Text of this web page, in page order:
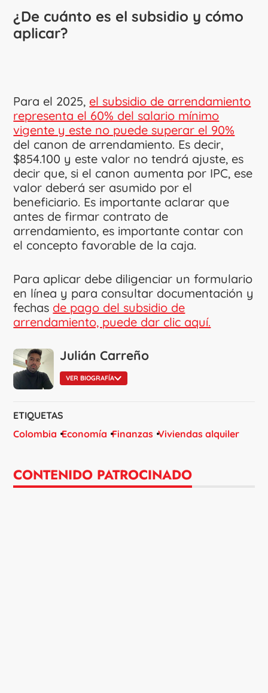
¿De cuánto es el subsidio y cómo
aplicar?
Para el 2025, el subsidio de arrendamiento
representa el 60% del salario mínimo
vigente y este no puede superar el 90%
del canon de arrendamiento. Es decir, ​
$854.100 y este valor no tendrá ajuste, es
decir que, si el canon aumenta por IPC, ese
valor deberá ser asumido por el
beneficiario. Es importante aclarar que
antes de firmar contrato de
arrendamiento, es importante contar con
el concepto favorable de la caja.
Para aplicar debe diligenciar un formulario
en línea y para consultar documentación y
fechas de pago del subsidio de
arrendamiento, puede dar clic aquí.
Julián Carreño
VER BIOGRAFÍA
ETIQUETAS
Colombia Economía Finanzas Viviendas alquiler
CONTENIDO PATROCINADO